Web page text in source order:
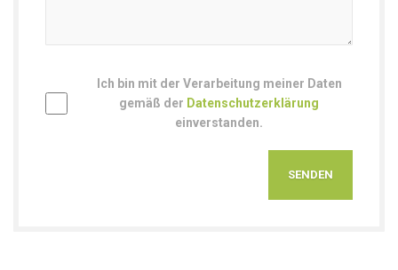
Ich bin mit der Verarbeitung meiner Daten
gemäß der Datenschutzerklärung
einverstanden.